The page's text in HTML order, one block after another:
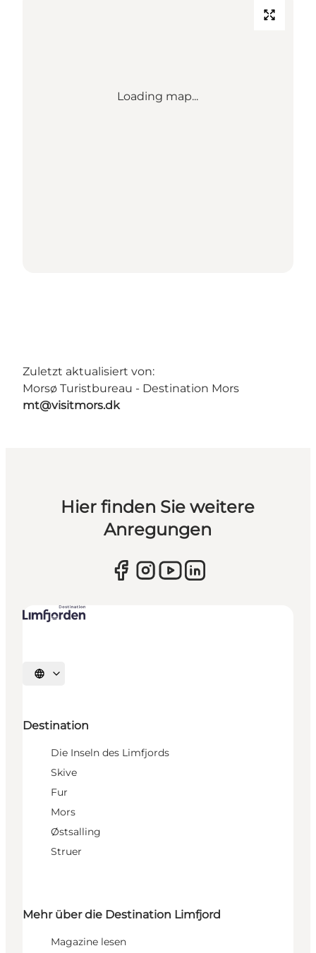
Loading map...
Zuletzt aktualisiert von:
Morsø Turistbureau - Destination Mors
mt@visitmors.dk
Hier finden Sie weitere
Anregungen
Sprache auswählen
Destination
Die Inseln des Limfjords
Skive
Fur
Mors
Østsalling
Struer
Mehr über die Destination Limfjord
Magazine lesen